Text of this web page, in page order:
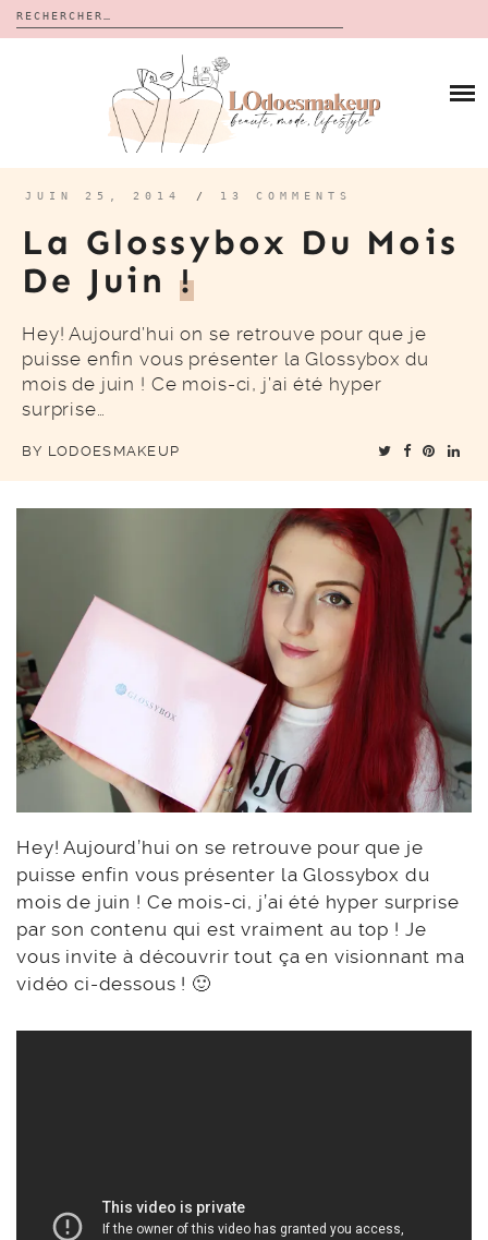
Rechercher :
CALENDRIERS DE L’AVENT
BON PLAN
À PROPOS
CONTACT
JUIN 25, 2014 / 13 COMMENTS
La Glossybox Du Mois
De Juin !
Hey! Aujourd’hui on se retrouve pour que je
puisse enfin vous présenter la Glossybox du
mois de juin ! Ce mois-ci, j’ai été hyper
surprise…
BY LODOESMAKEUP
Hey! Aujourd’hui on se retrouve pour que je
puisse enfin vous présenter la Glossybox du
mois de juin ! Ce mois-ci, j’ai été hyper surprise
par son contenu qui est vraiment au top ! Je
vous invite à découvrir tout ça en visionnant ma
vidéo ci-dessous ! 🙂